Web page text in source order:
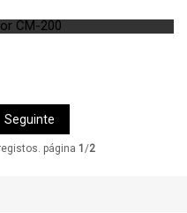
Seguinte
página 1 /2